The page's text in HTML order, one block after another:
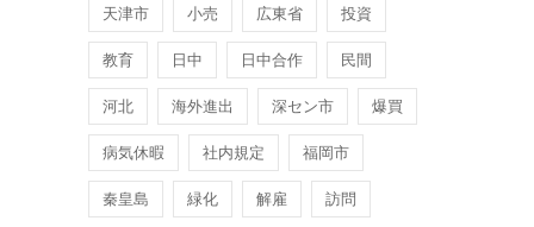
天津市 小売 広東省 投資
教育 日中 日中合作 民間
河北 海外進出 深セン市 爆買
病気休暇 社内規定 福岡市
秦皇島 緑化 解雇 訪問